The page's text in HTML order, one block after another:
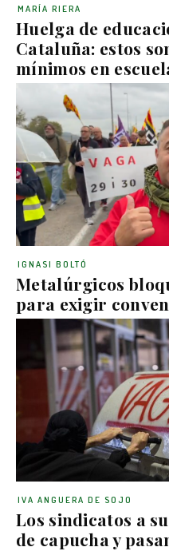
Huelga de
Cataluña: estos
mínimos en
MARÍA RIERA
Metalúrgicos
para exigir
IGNASI BOLTÓ
Los sindicatos a
de capucha y
IVA ANGUERA DE SOJO